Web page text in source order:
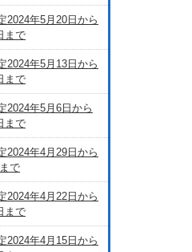
2024年5月20日から
まで
2024年5月13日から
まで
2024年5月6日から
まで
2024年4月29日から
で
2024年4月22日から
まで
2024年4月15日から